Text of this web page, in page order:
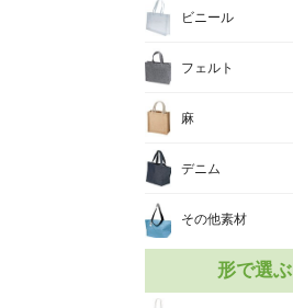
ビニール
フェルト
麻
デニム
その他素材
形で選ぶ